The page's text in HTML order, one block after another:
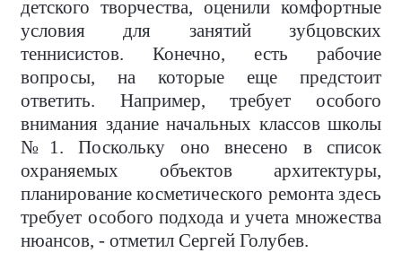
детского творчества, оценили комфортные
условия для занятий зубцовских
теннисистов. Конечно, есть рабочие
вопросы, на которые еще предстоит
ответить. Например, требует особого
внимания здание начальных классов школы
№1. Поскольку оно внесено в список
охраняемых объектов архитектуры,
планирование косметического ремонта здесь
требует особого подхода и учета множества
нюансов, - отметил Сергей Голубев.